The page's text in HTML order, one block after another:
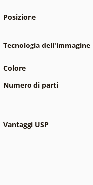
Posizione
Tecnologia dell'immagine
Colore
Numero di parti
Vantaggi USP